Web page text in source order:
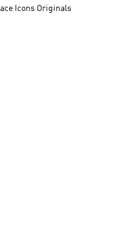
Icons Originals